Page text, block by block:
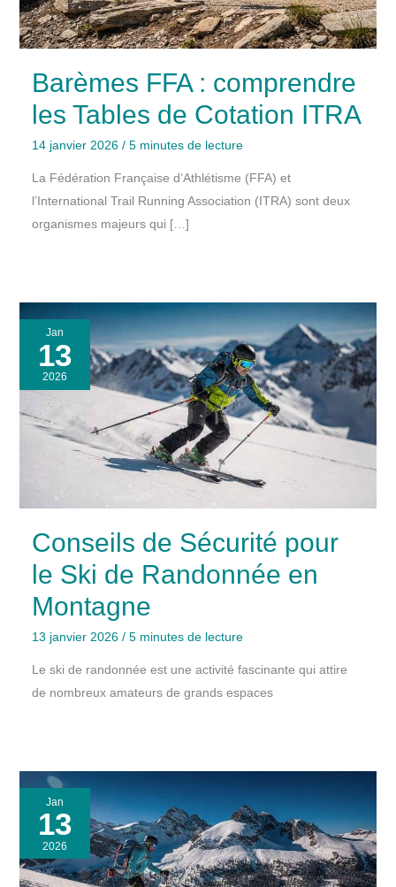
Barèmes FFA : comprendre
les Tables de Cotation ITRA
14 janvier 2026 / 5 minutes de lecture
La Fédération Française d’Athlétisme (FFA) et
l’International Trail Running Association (ITRA) sont deux
organismes majeurs qui […]
Jan
13
2026
Conseils de Sécurité pour
le Ski de Randonnée en
Montagne
13 janvier 2026 / 5 minutes de lecture
Le ski de randonnée est une activité fascinante qui attire
de nombreux amateurs de grands espaces
Jan
13
2026